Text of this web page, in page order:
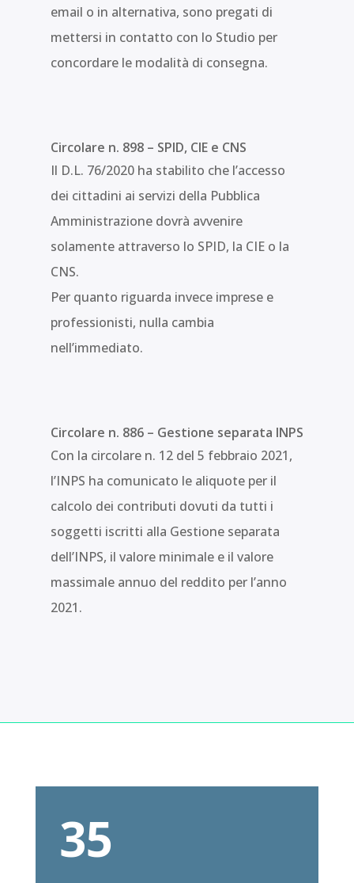
email o in alternativa, sono pregati di
mettersi in contatto con lo Studio per
concordare le modalità di consegna.
Circolare n. 898 – SPID, CIE e CNS
Il D.L. 76/2020 ha stabilito che l’accesso
dei cittadini ai servizi della Pubblica
Amministrazione dovrà avvenire
solamente attraverso lo SPID, la CIE o la
CNS.
Per quanto riguarda invece imprese e
professionisti, nulla cambia
nell’immediato.
Circolare n. 886 – Gestione separata INPS
Con la circolare n. 12 del 5 febbraio 2021,
l’INPS ha comunicato le aliquote per il
calcolo dei contributi dovuti da tutti i
soggetti iscritti alla Gestione separata
dell’INPS, il valore minimale e il valore
massimale annuo del reddito per l’anno
2021.
35